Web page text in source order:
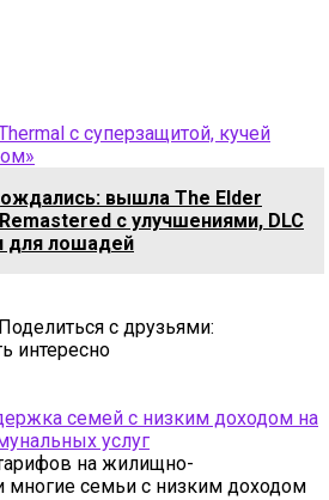
с суперзащитой, кучей
вышла The Elder
с улучшениями, DLC
для лошадей
с друзьями:
интересно
семей с низким доходом на
услуг
на жилищно-
многие семьи с низким доходом